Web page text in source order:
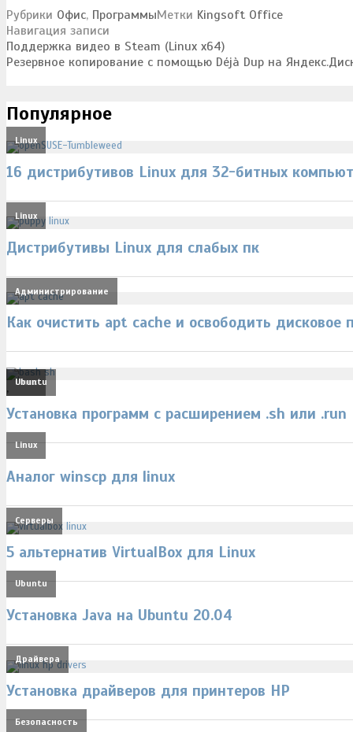
Рубрики Офис, ПрограммыМетки Kingsoft Office
Навигация записи
Поддержка видео в Steam (Linux x64)
Резервное копирование с помощью Déjà Dup на
Популярное
Linux
16 дистрибутивов Linux для 32-битных
Linux
Дистрибутивы Linux для слабых пк
Администрирование
Как очистить apt cache и освободить дисковое
Linux
, Ubuntu
Установка программ с расширением .sh или .run
Linux
Аналог winscp для linux
Серверы
5 альтернатив VirtualBox для Linux
Ubuntu
Установка Java на Ubuntu 20.04
Драйвера
Установка драйверов для принтеров HP
Безопасность